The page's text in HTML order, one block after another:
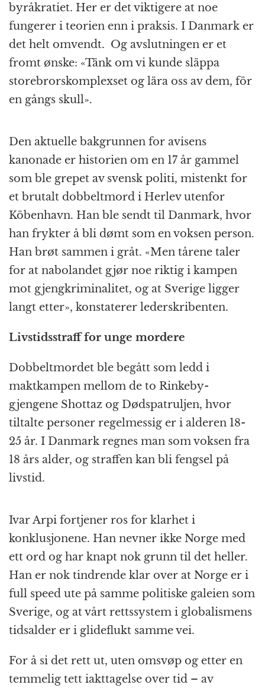
byråkratiet. Her er det viktigere at noe
fungerer i teorien enn i praksis. I Danmark er
det helt omvendt. Og avslutningen er et
fromt ønske: «Tänk om vi kunde släppa
storebrorskomplexset og lära oss av dem, för
en gångs skull».
Den aktuelle bakgrunnen for avisens
kanonade er historien om en 17 år gammel
som ble grepet av svensk politi, mistenkt for
et brutalt dobbeltmord i Herlev utenfor
Köbenhavn. Han ble sendt til Danmark, hvor
han frykter å bli dømt som en voksen person.
Han brøt sammen i gråt. «Men tårene taler
for at nabolandet gjør noe riktig i kampen
mot gjengkriminalitet, og at Sverige ligger
langt etter», konstaterer lederskribenten.
Livstidsstraff for unge mordere
Dobbeltmordet ble begått som ledd i
maktkampen mellom de to Rinkeby-
gjengene Shottaz og Dødspatruljen, hvor
tiltalte personer regelmessig er i alderen 18-
25 år. I Danmark regnes man som voksen fra
18 års alder, og straffen kan bli fengsel på
livstid.
Ivar Arpi fortjener ros for klarhet i
konklusjonene. Han nevner ikke Norge med
ett ord og har knapt nok grunn til det heller.
Han er nok tindrende klar over at Norge er i
full speed ute på samme politiske galeien som
Sverige, og at vårt rettssystem i globalismens
tidsalder er i glideflukt samme vei.
For å si det rett ut, uten omsvøp og etter en
temmelig tett iakttagelse over tid – av